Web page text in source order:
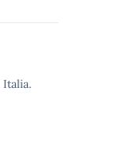
Italia.